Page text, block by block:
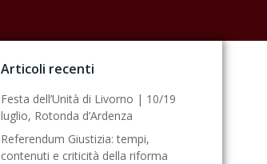
Articoli recenti
Festa dell’Unità di Livorno | 10/19
luglio, Rotonda d’Ardenza
Referendum Giustizia: tempi,
contenuti e criticità della riforma